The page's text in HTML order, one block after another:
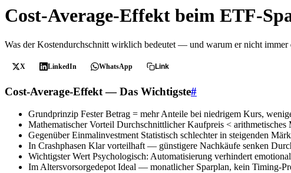
Cost-Average-Effekt beim ETF-
Was der Kostendurchschnitt wirklich bedeutet — und warum er nicht immer
X LinkedIn WhatsApp Link
Cost-Average-Effekt — Das Wichtigste#
Grundprinzip Fester Betrag = mehr Anteile bei niedrigem Kurs,
Mathematischer Vorteil Durchschnittlicher Kaufpreis < arithmetisches
Gegenüber Einmalinvestment Statistisch schlechter in steigenden
In Crashphasen Klar vorteilhaft — günstigere Nachkäufe senken
Wichtigster Wert Psychologisch: Automatisierung verhindert
Im Altersvorsorgedepot Ideal — monatlicher Sparplan, kein Timing-